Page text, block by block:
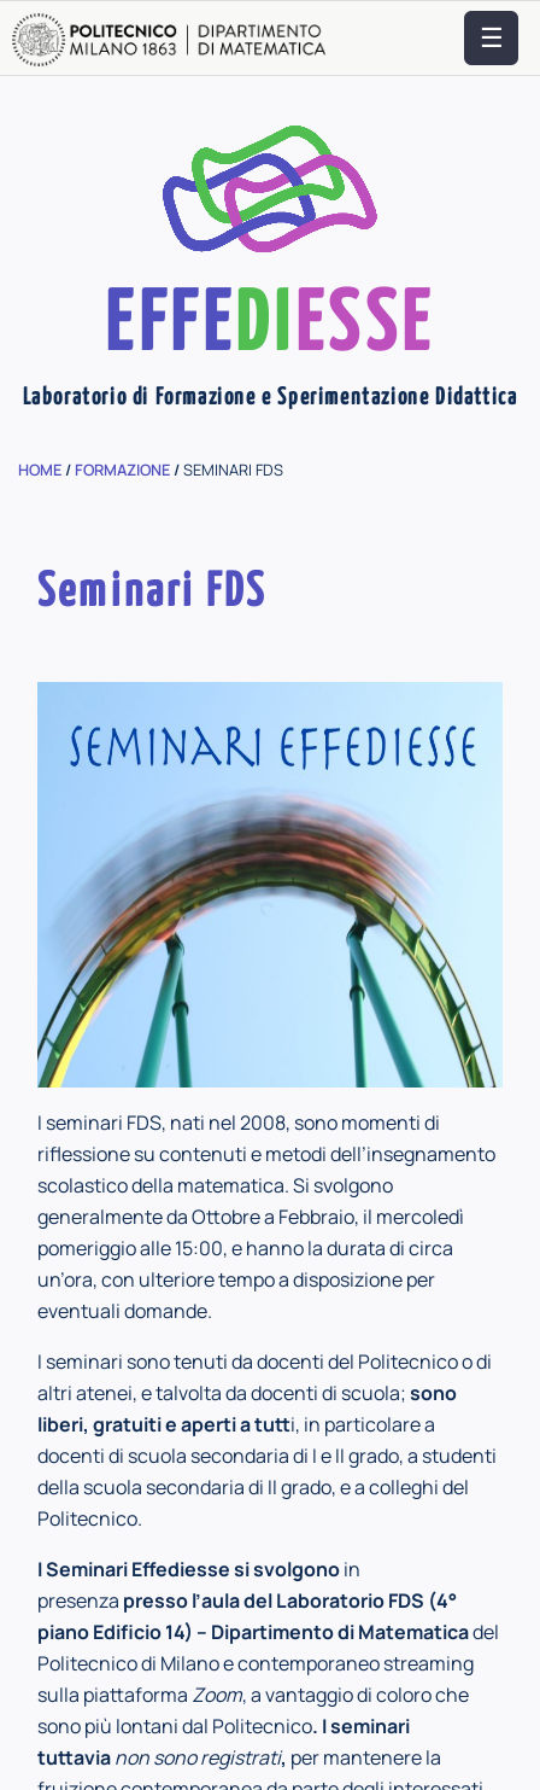
☰
EFFEDIESSE
Laboratorio di Formazione e Sperimentazione Didattica
HOME/ FORMAZIONE/SEMINARI FDS
Seminari FDS
I seminari FDS, nati nel 2008, sono momenti di
riflessione su contenuti e metodi dell’insegnamento
scolastico della matematica. Si svolgono
generalmente da Ottobre a Febbraio, il mercoledì
pomeriggio alle 15:00, e hanno la durata di circa
un’ora, con ulteriore tempo a disposizione per
eventuali domande.
I seminari sono tenuti da docenti del Politecnico o di
altri atenei, e talvolta da docenti di scuola;sono
liberi, gratuiti e aperti a tutti, in particolare a
docenti di scuola secondaria di I e II grado, a studenti
della scuola secondaria di II grado, e a colleghi del
Politecnico.
I Seminari Effediesse si svolgonoin
presenza presso l’aula del Laboratorio FDS (4°
piano Edificio 14) – Dipartimento di Matematicadel
Politecnico di Milano e contemporaneo streaming
sulla piattaforma Zoom, a vantaggio di coloro che
sono più lontani dal Politecnico. I seminari
tuttavianon sono registrati, per mantenere la